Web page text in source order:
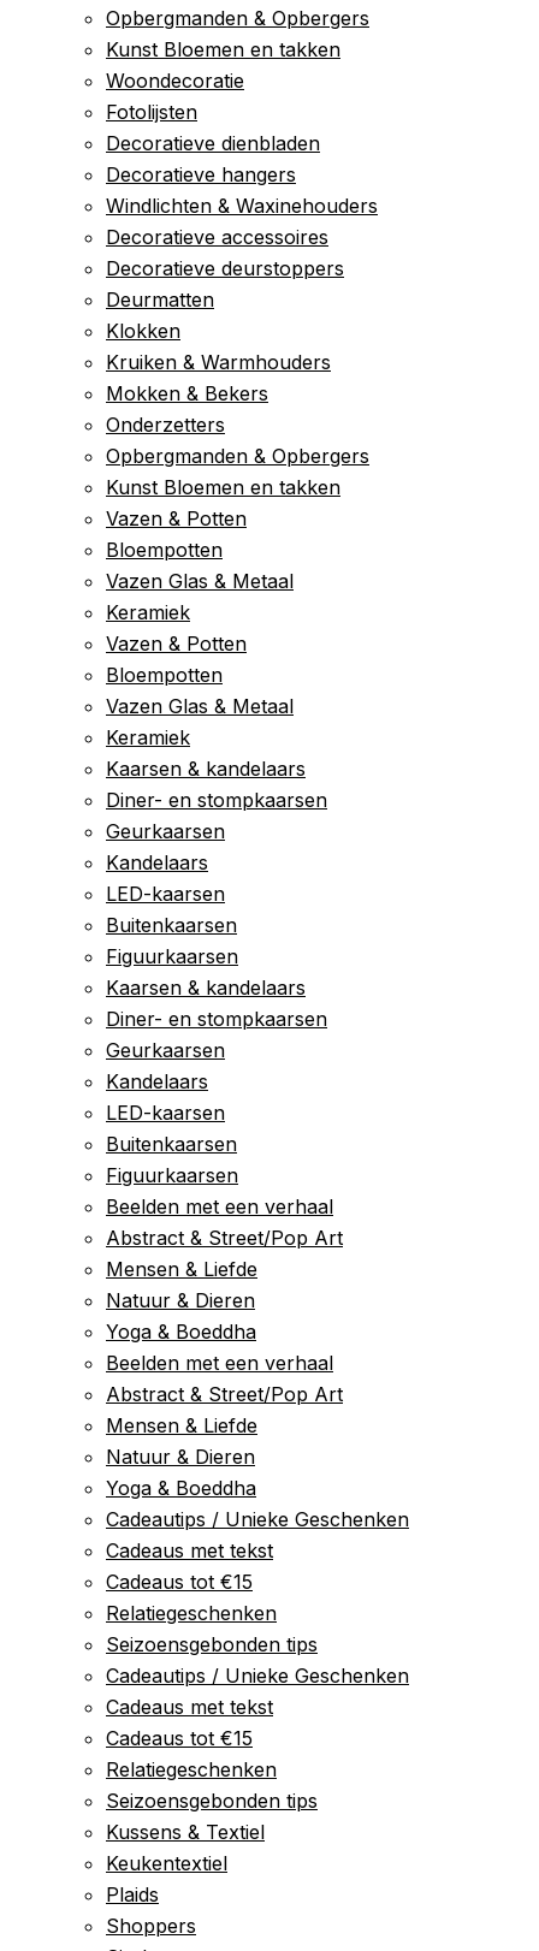
Opbergmanden & Opbergers
Kunst Bloemen en takken
Woondecoratie
Fotolijsten
Decoratieve dienbladen
Decoratieve hangers
Windlichten & Waxinehouders
Decoratieve accessoires
Decoratieve deurstoppers
Deurmatten
Klokken
Kruiken & Warmhouders
Mokken & Bekers
Onderzetters
Opbergmanden & Opbergers
Kunst Bloemen en takken
Vazen & Potten
Bloempotten
Vazen Glas & Metaal
Keramiek
Vazen & Potten
Bloempotten
Vazen Glas & Metaal
Keramiek
Kaarsen & kandelaars
Diner- en stompkaarsen
Geurkaarsen
Kandelaars
LED-kaarsen
Buitenkaarsen
Figuurkaarsen
Kaarsen & kandelaars
Diner- en stompkaarsen
Geurkaarsen
Kandelaars
LED-kaarsen
Buitenkaarsen
Figuurkaarsen
Beelden met een verhaal
Abstract & Street/Pop Art
Mensen & Liefde
Natuur & Dieren
Yoga & Boeddha
Beelden met een verhaal
Abstract & Street/Pop Art
Mensen & Liefde
Natuur & Dieren
Yoga & Boeddha
Cadeautips / Unieke Geschenken
Cadeaus met tekst
Cadeaus tot €15
Relatiegeschenken
Seizoensgebonden tips
Cadeautips / Unieke Geschenken
Cadeaus met tekst
Cadeaus tot €15
Relatiegeschenken
Seizoensgebonden tips
Kussens & Textiel
Keukentextiel
Plaids
Shoppers